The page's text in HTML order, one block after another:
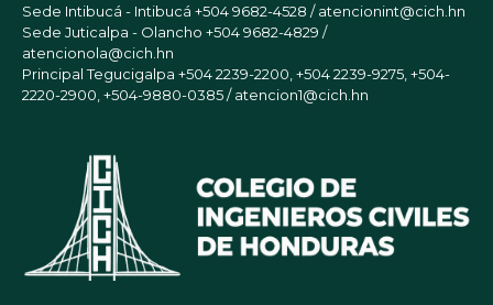
Sede Intibucá - Intibucá +504 9682-4528 / atencionint@cich.hn
Sede Juticalpa - Olancho +504 9682-4829 /
atencionola@cich.hn
Principal Tegucigalpa +504 2239-2200, +504 2239-9275, +504-
2220-2900, +504-9880-0385 / atencion1@cich.hn